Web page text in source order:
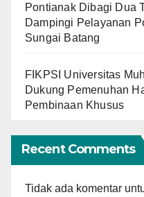
Pontianak Dibagi Dua
Dampingi Pelayanan
Sungai Batang
FIKPSI Universitas
Dukung Pemenuhan
Pembinaan Khusus
Recent Comments
Tidak ada komentar